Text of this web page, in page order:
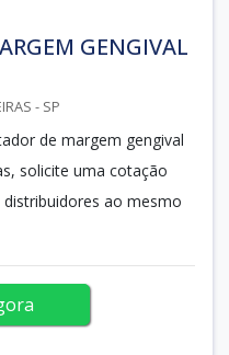
GENGIVAL
- SP
de margem gengival
solicite uma cotação
ao mesmo